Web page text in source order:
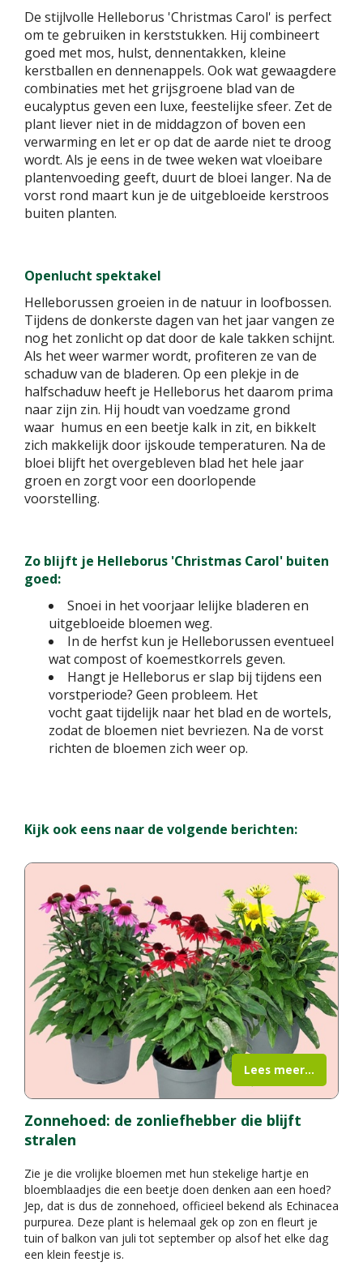
De stijlvolle Helleborus 'Christmas Carol' is perfect
om te gebruiken in kerststukken. Hij combineert
goed met mos, hulst, dennentakken, kleine
kerstballen en dennenappels. Ook wat gewaagdere
combinaties met het grijsgroene blad van de
eucalyptus geven een luxe, feestelijke sfeer. Zet de
plant liever niet in de middagzon of boven een
verwarming en let er op dat de aarde niet te droog
wordt. Als je eens in de twee weken wat vloeibare
plantenvoeding geeft, duurt de bloei langer. Na de
vorst rond maart kun je de uitgebloeide kerstroos
buiten planten.
Openlucht spektakel
Helleborussen groeien in de natuur in loofbossen.
Tijdens de donkerste dagen van het jaar vangen ze
nog het zonlicht op dat door de kale takken schijnt.
Als het weer warmer wordt, profiteren ze van de
schaduw van de bladeren. Op een plekje in de
halfschaduw heeft je Helleborus het daarom prima
naar zijn zin. Hij houdt van voedzame grond
waar humus en een beetje kalk in zit, en bikkelt
zich makkelijk door ijskoude temperaturen. Na de
bloei blijft het overgebleven blad het hele jaar
groen en zorgt voor een doorlopende
voorstelling.
Zo blijft je Helleborus 'Christmas Carol' buiten
goed:
Snoei in het voorjaar lelijke bladeren en
uitgebloeide bloemen weg.
In de herfst kun je Helleborussen eventueel
wat compost of koemestkorrels geven.
Hangt je Helleborus er slap bij tijdens een
vorstperiode? Geen probleem. Het
vocht gaat tijdelijk naar het blad en de wortels,
zodat de bloemen niet bevriezen. Na de vorst
richten de bloemen zich weer op.
Kijk ook eens naar de volgende berichten:
Zonnehoed: de zonliefhebber die blijft
stralen
Zie je die vrolijke bloemen met hun stekelige hartje en
bloemblaadjes die een beetje doen denken aan een hoed?
Jep, dat is dus de zonnehoed, officieel bekend als Echinacea
purpurea. Deze plant is helemaal gek op zon en fleurt je
tuin of balkon van juli tot september op alsof het elke dag
een klein feestje is.
Lees meer...